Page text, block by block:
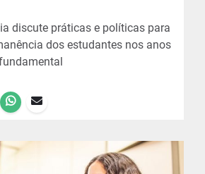
discute práticas e políticas para
dos estudantes nos anos